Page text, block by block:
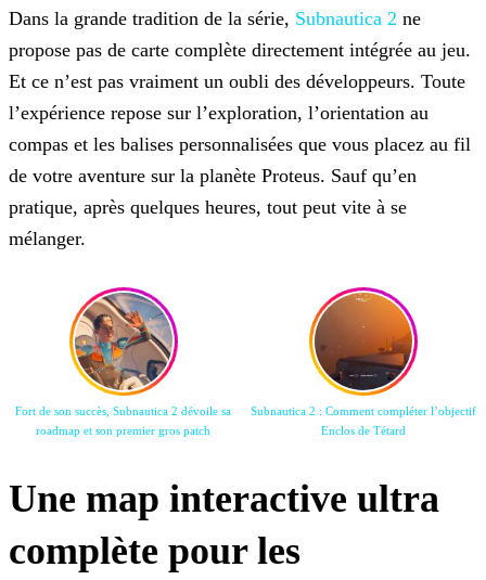
Dans la grande tradition de la série, Subnautica 2 ne
propose pas de carte complète directement intégrée au jeu.
Et ce n’est pas vraiment un oubli des développeurs. Toute
l’expérience repose sur l’exploration, l’orientation au
compas et les balises personnalisées que vous placez au fil
de votre aventure sur la planète Proteus. Sauf qu’en
pratique, après quelques heures, tout peut vite à se
mélanger.
Fort de son succès, Subnautica 2 dévoile sa
roadmap et son premier gros patch
Subnautica 2 : Comment compléter l’objectif
Enclos de Tétard
Une map interactive ultra
complète pour les